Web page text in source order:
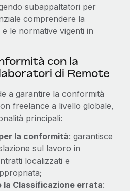
subappaltatori per
comprendere la
le normative vigenti in
con la
di Remote
a garantire la conformità
freelance a livello globale,
principali:
la conformità: garantisce
sul lavoro in
localizzati e
Classificazione errata: